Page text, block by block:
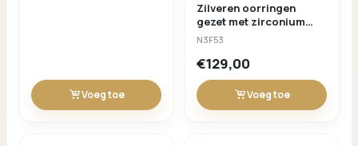
Voeg toe
Zilveren oorringen
gezet met zirconium
Naiomy n3f53
N3F53
€129,00
Voeg toe